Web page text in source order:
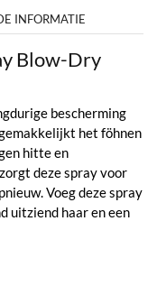
INFORMATIE
Blow-Dry
bescherming
het föhnen
hitte en
deze spray voor
Voeg deze spray
uitziend haar en een